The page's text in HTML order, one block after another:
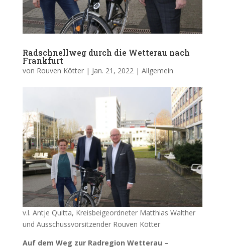
Radschnellweg durch die Wetterau nach
Frankfurt
von Rouven Kötter| Jan. 21, 2022 | Allgemein
v.l. Antje Quitta, Kreisbeigeordneter Matthias Walther
und Ausschussvorsitzender Rouven Kötter
Auf dem Weg zur Radregion Wetterau –